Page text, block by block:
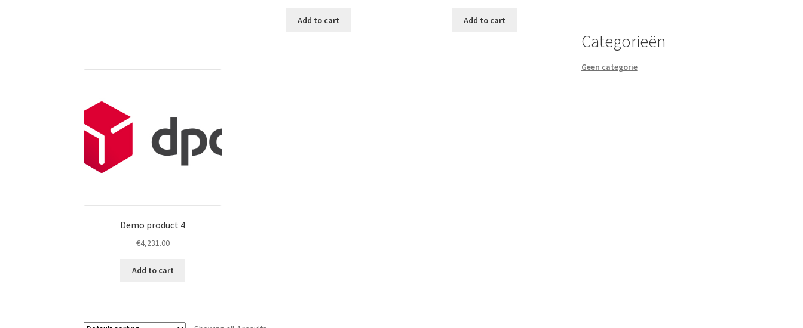
Add to cart Add to cart
Demo product 4
€4,231.00
Add to cart
Categorieën
Geen categorie